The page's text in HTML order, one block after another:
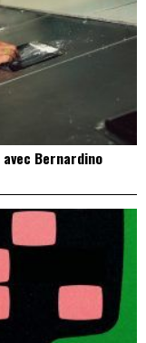
Bernardino